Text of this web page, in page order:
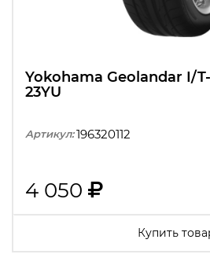
Yokohama Geolandar I/
23YU
Артикул:196320112
4 050
Купить